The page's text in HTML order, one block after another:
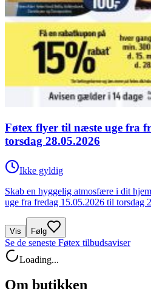
Føtex flyer til næste uge fra
torsdag 28.05.2026
Ikke gyldig
Skab en hyggelig atmosfære i dit
uge fra fredag 15.05.2026 til torsdag
Vis Følg
Se de seneste Føtex tilbudsaviser
Loading...
Om butikken